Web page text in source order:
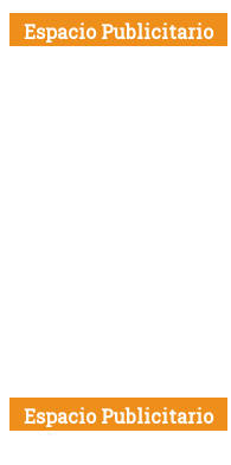
Espacio Publicitario
Espacio Publicitario